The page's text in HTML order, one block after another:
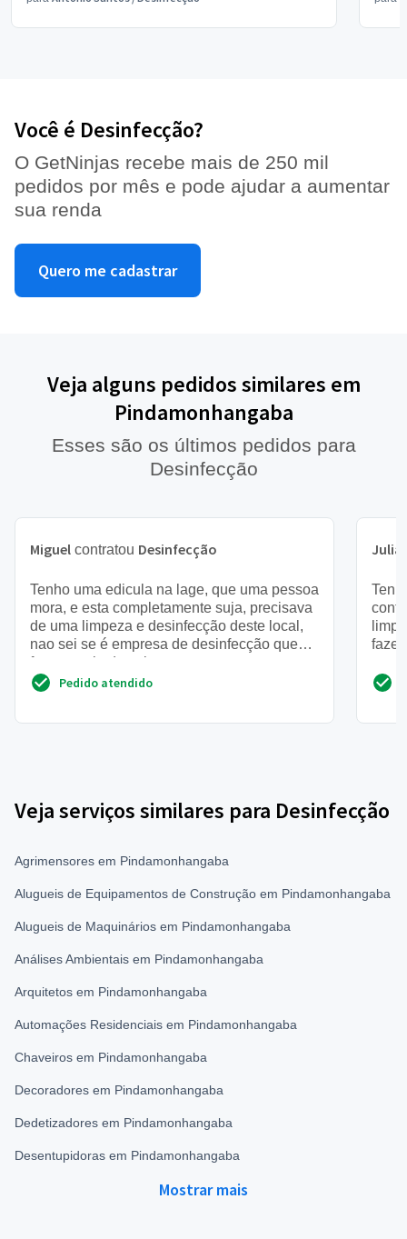
Você é Desinfecção?
O GetNinjas recebe mais de 250 mil
pedidos por mês e pode ajudar a aumentar
sua renda
Quero me cadastrar
Veja alguns pedidos similares em
Pindamonhangaba
Esses são os últimos pedidos para
Desinfecção
Miguel contratou Desinfecção
Tenho uma edicula na lage, que uma pessoa
mora, e esta completamente suja, precisava
de uma limpeza e desinfecção deste local,
nao sei se é empresa de desinfecção que
faz gostaria de sabe...
Pedido atendido
Julia
fazer
Veja serviços similares para Desinfecção
Agrimensores em Pindamonhangaba
Alugueis de Equipamentos de Construção em Pindamonhangaba
Alugueis de Maquinários em Pindamonhangaba
Análises Ambientais em Pindamonhangaba
Arquitetos em Pindamonhangaba
Automações Residenciais em Pindamonhangaba
Chaveiros em Pindamonhangaba
Decoradores em Pindamonhangaba
Dedetizadores em Pindamonhangaba
Desentupidoras em Pindamonhangaba
Mostrar mais